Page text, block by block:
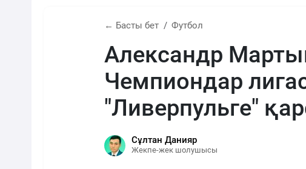
← Басты бет Футбол
Александр
Чемпиондар
"Ливерпульге"
Сұлтан Данияр
Жекпе-жек шолушысы